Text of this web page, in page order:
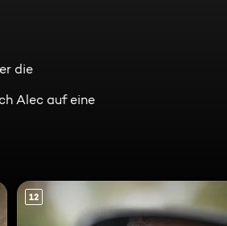
die
Alec auf eine
12